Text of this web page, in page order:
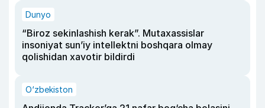
Dunyo
“Biroz sekinlashish kerak”. Mutaxassislar
insoniyat sun’iy intellektni boshqara olmay
qolishidan xavotir bildirdi
O‘zbekiston